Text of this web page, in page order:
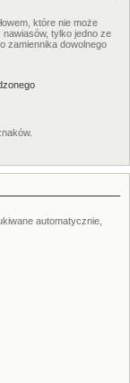
które nie może
nawiasów, tylko jedno ze
zamiennika dowolnego
automatycznie,